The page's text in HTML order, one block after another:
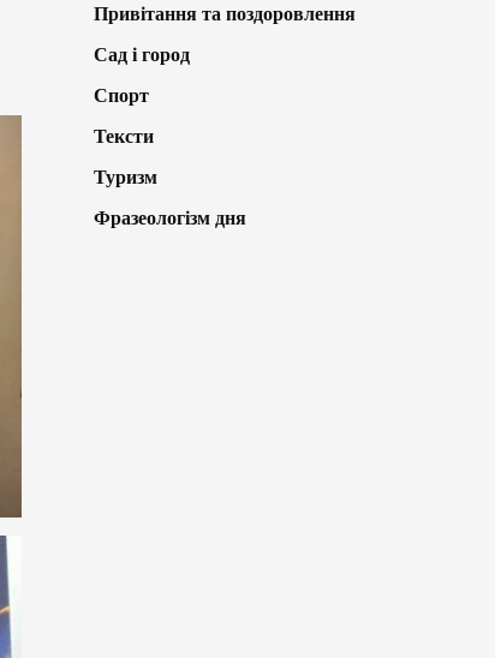
Привітання та поздоровлення
Сад і город
Спорт
Тексти
Туризм
Фразеологізм дня